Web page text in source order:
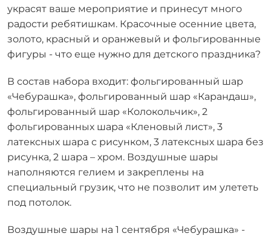
украсят ваше мероприятие и принесут много
радости ребятишкам. Красочные осенние цвета,
золото, красный и оранжевый и фольгированные
фигуры - что еще нужно для детского праздника?
В состав набора входит: фольгированный шар
«Чебурашка», фольгированный шар «Карандаш»,
фольгированный шар «Колокольчик», 2
фольгированных шара «Кленовый лист», 3
латексных шара с рисунком, 3 латексных шара без
рисунка, 2 шара – хром. Воздушные шары
наполняются гелием и закреплены на
специальный грузик, что не позволит им улететь
под потолок.
Воздушные шары на 1 сентября «Чебурашка» -